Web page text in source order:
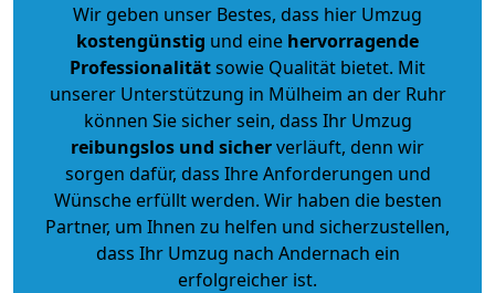
Wir geben unser Bestes, dass hier Umzug
kostengünstig und eine hervorragende
Professionalitätsowie Qualität bietet. Mit
unserer Unterstützung in Mülheim an der Ruhr
können Sie sicher sein, dass Ihr Umzug
reibungslos und sicherverläuft, denn wir
sorgen dafür, dass Ihre Anforderungen und
Wünsche erfüllt werden. Wir haben die besten
Partner, um Ihnen zu helfen und sicherzustellen,
dass Ihr Umzug nach Andernach ein
erfolgreicher ist.